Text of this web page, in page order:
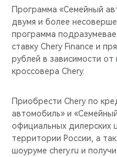
Программа «Семейный
двумя и более
программа
ставку Chery Finance и
рублей в зависимости
кроссовера Chery.
Приобрести Chery по
автомобиль» и
официальных дилерских
территории России, а
шоуруме chery.ru и